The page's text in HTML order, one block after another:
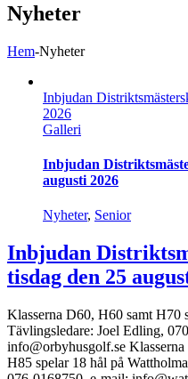
Nyheter
Hem-Nyheter
Inbjudan
2026
Galleri
Inbjudan
augusti 2026
Nyheter, Senior
Inbjudan
tisdag den 25
Klasserna D60, H60 samt H70
Tävlingsledare: Joel Edling,
info@orbyhusgolf.se
H85 spelar 18 hål på